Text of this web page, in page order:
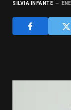
SILVIA INFANTE